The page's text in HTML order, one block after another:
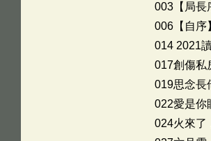
003【局長
006【自序】
014 2021
017創傷私
019思念長
022愛是你
024火來了